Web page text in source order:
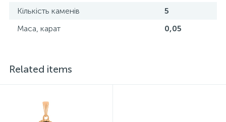
Кількість каменів
5
Маса, карат
0,05
Related items